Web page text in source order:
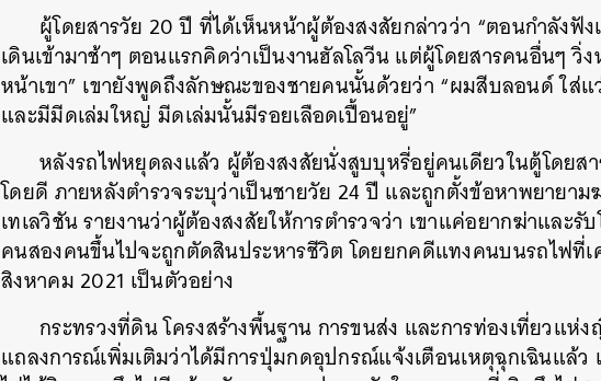
ผู้โดยสารวัย 20 ปี ที่ได้เห็นหน้าผู้ต้องสงสัยกล่าวว่า “ตอนกำลังฟั
เดินเข้ามาช้าๆ ตอนแรกคิดว่าเป็นงานฮัลโลวีน แต่ผู้โดยสารคนอื่นๆ วิ่
หน้าเขา” เขายังพูดถึงลักษณะของชายคนนั้นด้วยว่า “ผมสีบลอนด์ ใส่แ
และมีมีดเล่มใหญ่ มีดเล่มนั้นมีรอยเลือดเปื้อนอยู่”
หลังรถไฟหยุดลงแล้ว ผู้ต้องสงสัยนั่งสูบบุหรี่อยู่คนเดียวในตู้โดย
โดยดี ภายหลังตำรวจระบุว่าเป็นชายวัย 24 ปี และถูกตั้งข้อหาพยายา
เทเลวิชันรายงานว่าผู้ต้องสงสัยให้การตำรวจว่า เขาแค่อยากฆ่าและรั
คนสองคนขึ้นไปจะถูกตัดสินประหารชีวิตโดยยกคดีแทงคนบนรถไฟที่
สิงหาคม 2021 เป็นตัวอย่าง
กระทรวงที่ดิน โครงสร้างพื้นฐาน การขนส่ง และการท่องเที่ยวแห่
แถลงการณ์เพิ่มเติมว่าได้มีการปุ่มกดอุปกรณ์แจ้งเตือนเหตุฉุกเฉินแล้ว